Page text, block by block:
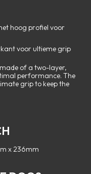
hoog profiel voor
voor ultieme grip
of a two-layer,
performance. The
grip to keep the
x 236mm